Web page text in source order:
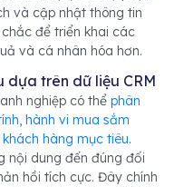
và cập nhật thông tin
để triển khai các
và cá nhân hóa hơn.
dựa trên dữ liệu CRM
nghiệp có thể phân
hành vi mua sắm
hàng mục tiêu.
nội dung đến đúng đối
hồi tích cực. Đây chính